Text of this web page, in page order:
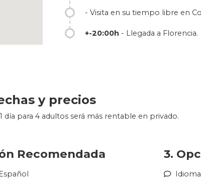
- Visita en su tiempo libre en
+-20:00h - Llegada a Florencia.
y precios
día para 4 adultos será más rentable en privado.
Recomendada 3.